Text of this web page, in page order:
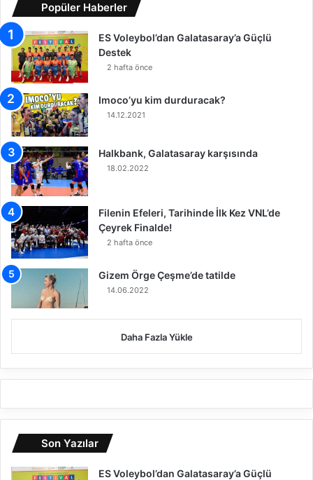
y
e
l
e
K
a
p
a
d
ı
g
e
l
i
Popüler Haberler
ES Voleybol’dan Galatasaray’a Güçlü
Destek
2 hafta önce
Imoco’yu kim durduracak?
14.12.2021
Halkbank, Galatasaray karşısında
18.02.2022
Filenin Efeleri, Tarihinde İlk Kez VNL’de
Çeyrek Finalde!
2 hafta önce
Gizem Örge Çeşme’de tatilde
14.06.2022
Daha Fazla Yükle
Son Yazılar
ES Voleybol’dan Galatasaray’a Güçlü